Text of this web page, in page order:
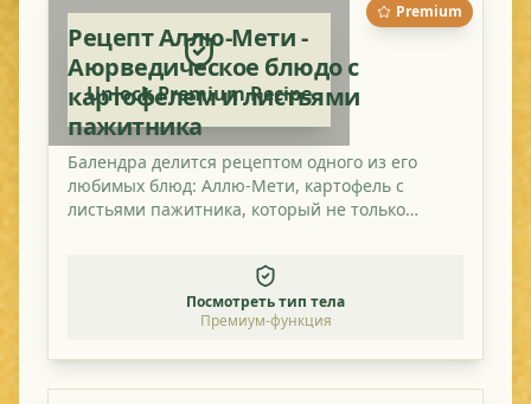
Premium
Unlock Premium Recipe
Рецепт Аллю-Мети -
Аюрведическое блюдо с
картофелем и листьями
пажитника
Балендра делится рецептом одного из его
любимых блюд: Аллю-Мети, картофель с
листьями пажитника, который не только
Посмотреть тип тела
Премиум-функция